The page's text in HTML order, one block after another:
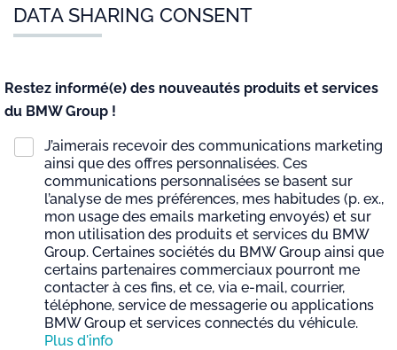
DATA SHARING CONSENT
Restez informé(e) des nouveautés produits et services
du BMW Group !
J’aimerais recevoir des communications marketing
ainsi que des offres personnalisées. Ces
communications personnalisées se basent sur
l’analyse de mes préférences, mes habitudes (p. ex.,
mon usage des emails marketing envoyés) et sur
mon utilisation des produits et services du BMW
Group. Certaines sociétés du BMW Group ainsi que
certains partenaires commerciaux pourront me
contacter à ces fins, et ce, via e-mail, courrier,
téléphone, service de messagerie ou applications
BMW Group et services connectés du véhicule.
Plus d'info